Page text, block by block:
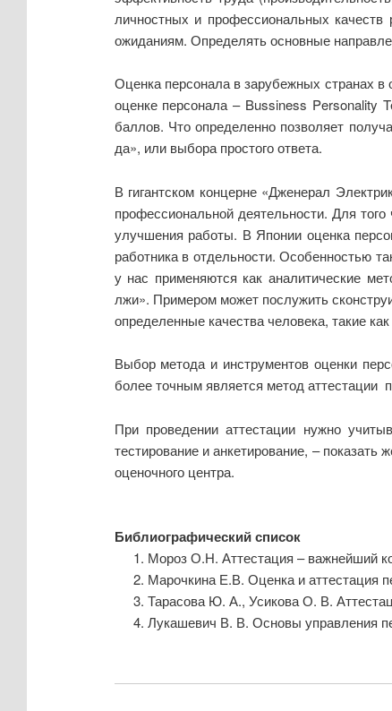
личностных и профессиональных качеств
ожиданиям. Определять основные
Оценка персонала в зарубежных странах
оценке персонала – Bussiness Personality
баллов. Что определенно позволяет
да», или выбора простого ответа.
В гигантском концерне «Дженерал
профессиональной деятельности. Для
улучшения работы. В Японии оценка
работника в отдельности. Особенностью
у нас применяются как аналитические
лжи». Примером может послужить
определенные качества человека, такие
Выбор метода и инструментов оценки
более точным является метод аттестации
При проведении аттестации нужно
тестирование и анкетирование, –
оценочного центра.
Библиографический список
Мороз О.Н. Аттестация – важнейший
Марочкина Е.В. Оценка и аттестация
Тарасова Ю. А., Усикова О. В.
Лукашевич В. В. Основы управления